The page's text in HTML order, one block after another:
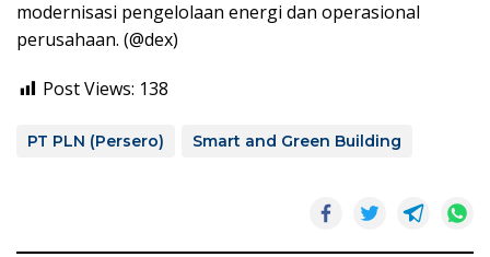
modernisasi pengelolaan energi dan operasional
perusahaan. (@dex)
Post Views: 138
PT PLN (Persero) Smart and Green Building